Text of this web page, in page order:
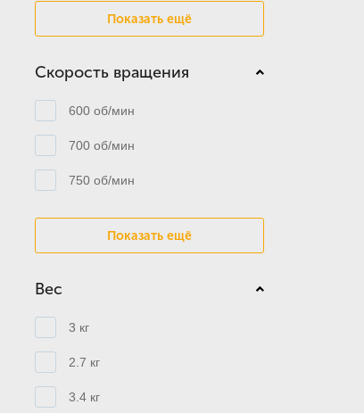
Показать ещё
Скорость вращения
600 об/мин
700 об/мин
750 об/мин
Показать ещё
Вес
3 кг
2.7 кг
3.4 кг